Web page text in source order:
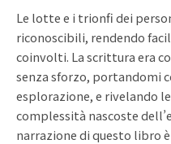
Le lotte e i trionfi dei
riconoscibili, rendendo
coinvolti. La scrittura era
senza sforzo, portandomi
esplorazione, e rivelando
complessità nascoste
narrazione di questo libro